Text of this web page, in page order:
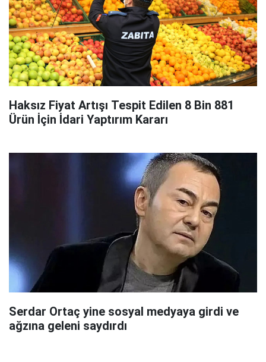
Haksız Fiyat Artışı Tespit Edilen 8 Bin 881
Ürün İçin İdari Yaptırım Kararı
Serdar Ortaç yine sosyal medyaya girdi ve
ağzına geleni saydırdı